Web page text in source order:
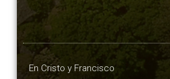
En Cristo y Francisco